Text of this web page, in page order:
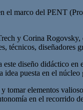
el marco del PENT
y Corina
técnicos,
este diseño didáctico
idea puesta en el
tomar elementos
en el recorrido